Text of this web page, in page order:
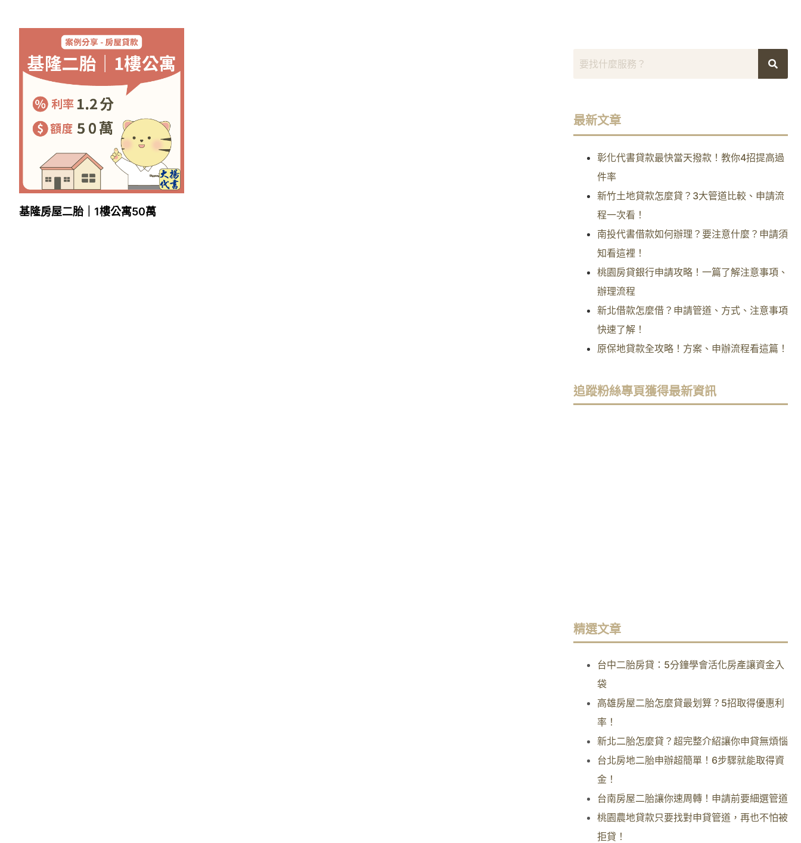
基隆房屋二胎｜1樓公寓50萬
最新文章
彰化代書貸款最快當天撥款！教你4招提高過
件率
新竹土地貸款怎麼貸？3大管道比較、申請流
程一次看！
南投代書借款如何辦理？要注意什麼？申請須
知看這裡！
桃園房貸銀行申請攻略！一篇了解注意事項、
辦理流程
新北借款怎麼借？申請管道、方式、注意事項
快速了解！
原保地貸款全攻略！方案、申辦流程看這篇！
追蹤粉絲專頁獲得最新資訊
精選文章
台中二胎房貸：5分鐘學會活化房產讓資金入
袋
高雄房屋二胎怎麼貸最划算？5招取得優惠利
率！
新北二胎怎麼貸？超完整介紹讓你申貸無煩惱
台北房地二胎申辦超簡單！6步驟就能取得資
金！
台南房屋二胎讓你速周轉！申請前要細選管道
桃園農地貸款只要找對申貸管道，再也不怕被
拒貸！